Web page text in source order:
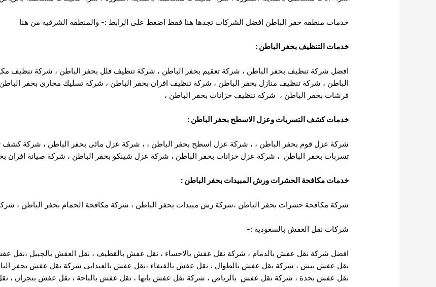
خدمات منطقة حفر الباطن افضل الشركات تجدها هنا فقط اضغط على الرابط :- والمنطقة الشرقية من هنا
خدمات التنظيف بحفر الباطن :
افضل شركة تنظيف بحفر الباطن ، شركة تعقيم بحفر الباطن ، شركة تنظيف فلل بحفر الباطن ، شركة تنظيف
الباطن ، شركة تنظيف منازل بحفر الباطن ، شركة تنظيف افران بحفر الباطن ، شركة تسليك مجارى بحفر الباطن
فرشات بحفر الباطن ، شركة تنظيف خزانات بحفر الباطن ،
خدمات كشف التسربات وعزل الاسطح بحفر الباطن :
شركة عزل فوم بحفر الباطن ، ، شركة عزل اسطح بحفر الباطن ، ، شركة عزل مائى بحفر الباطن ، شركة كشف
تسربات بحفر الباطن ، شركة عزل خزانات بحفر الباطن ، شركة عزل شينكو بحفر الباطن ، شركة صيانة افران
خدمات مكافحة الحشرات ورش المبيدات بحفر الباطن :
شركة مكافحة حشرات بحفر الباطن ،شركة رش مبيدات بحفر الباطن ، شركة مكافحة الحمام بحفر الباطن ،
شركات نقل العفش بالسعودية :-
افضل شركة نقل عفش بالدمام ، شركة نقل عفش بالاحساء ، نقل عفش بالقطيف ، نقل العفش بالجبيل ،نقل
نقل عفش بيش ، شركة نقل عفش بالطوال ، نقل عفش بالفيفاء ،نقل عفش بالعيدابى شركة نقل عفش بحفر
نقل عفش بجدة ، شركة نقل عفش بالرياض ، شركة نقل عفش بابها ، نقل عفش بالباحة ، نقل عفش بنجران ،